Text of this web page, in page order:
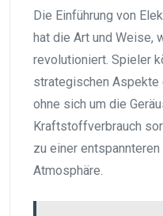
Die Einführung von
hat die Art und Weise,
revolutioniert. Spieler
strategischen
ohne sich um die
Kraftstoffverbrauch
zu einer
Atmosphäre.